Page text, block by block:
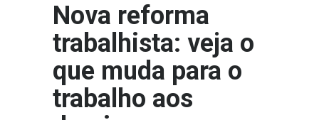
Nova reforma
trabalhista: veja o
que muda para o
trabalho aos